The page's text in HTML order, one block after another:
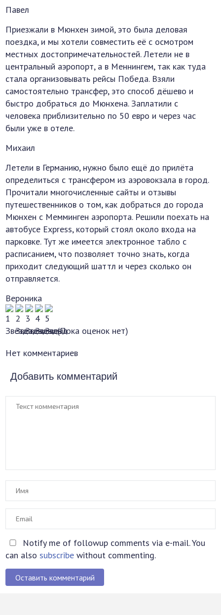
Павел
Приезжали в Мюнхен зимой, это была деловая
поездка, и мы хотели совместить её с осмотром
местных достопримечательностей. Летели не в
центральный аэропорт, а в Меннингем, так как туда
стала организовывать рейсы Победа. Взяли
самостоятельно трансфер, это способ дёшево и
быстро добраться до Мюнхена. Заплатили с
человека приблизительно по 50 евро и через час
были уже в отеле.
Михаил
Летели в Германию, нужно было ещё до прилёта
определиться с трансфером из аэровокзала в город.
Прочитали многочисленные сайты и отзывы
путешественников о том, как добраться до города
Мюнхен с Мемминген аэропорта. Решили поехать на
автобусе Express, который стоял около входа на
парковке. Тут же имеется электронное табло с
расписанием, что позволяет точно знать, когда
приходит следующий шаттл и через сколько он
отправляется.
Вероника
(Пока оценок нет)
Нет комментариев
Добавить комментарий
Notify me of followup comments via e-mail. You
can also subscribe without commenting.
Оставить комментарий